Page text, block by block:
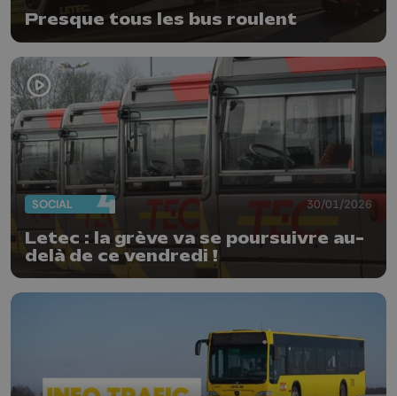
Presque tous les bus roulent
SOCIAL 30/01/2026
Letec : la grève va se poursuivre au-
delà de ce vendredi !